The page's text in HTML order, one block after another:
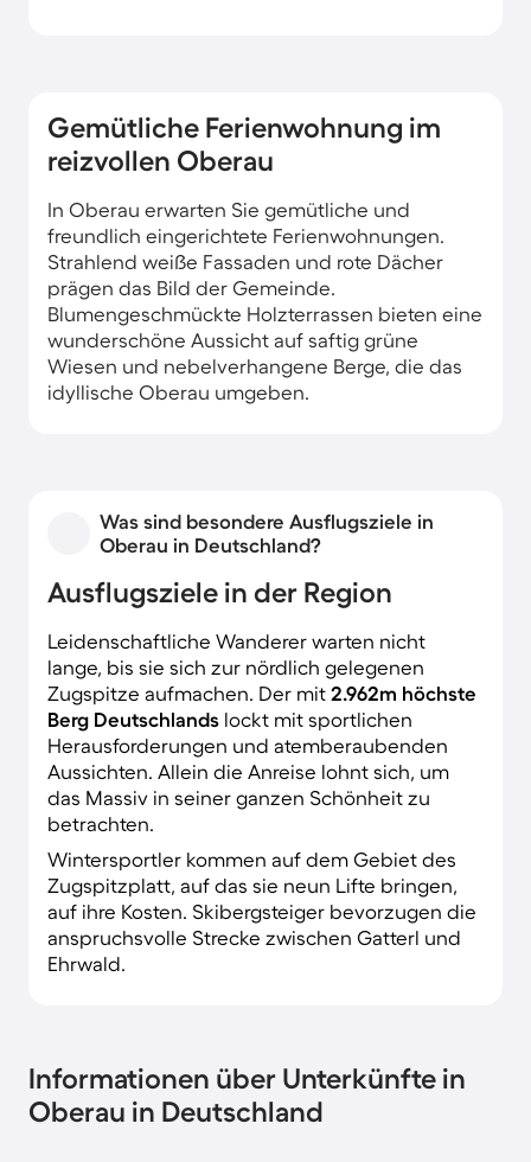
Gemütliche Ferienwohnung im
reizvollen Oberau
In Oberau erwarten Sie gemütliche und
freundlich eingerichtete Ferienwohnungen.
Strahlend weiße Fassaden und rote Dächer
prägen das Bild der Gemeinde.
Blumengeschmückte Holzterrassen bieten eine
wunderschöne Aussicht auf saftig grüne
Wiesen und nebelverhangene Berge, die das
idyllische Oberau umgeben.
Was sind besondere Ausflugsziele in
Oberau in Deutschland?
Ausflugsziele in der Region
Leidenschaftliche Wanderer warten nicht
lange, bis sie sich zur nördlich gelegenen
Zugspitze aufmachen. Der mit 2.962m höchste
Berg Deutschlands lockt mit sportlichen
Herausforderungen und atemberaubenden
Aussichten. Allein die Anreise lohnt sich, um
das Massiv in seiner ganzen Schönheit zu
betrachten.
Wintersportler kommen auf dem Gebiet des
Zugspitzplatt, auf das sie neun Lifte bringen,
auf ihre Kosten. Skibergsteiger bevorzugen die
anspruchsvolle Strecke zwischen Gatterl und
Ehrwald.
Informationen über Unterkünfte in
Oberau in Deutschland